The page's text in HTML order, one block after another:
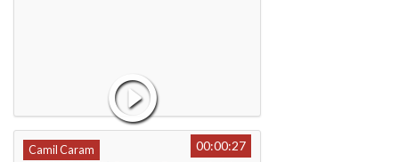
Camil Caram
00:00:27